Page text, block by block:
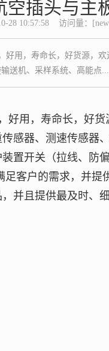
空插头与主
28 10:57:58 访问量：
用，寿命长，好货源，
送机、采样系统、高能点...
用，寿命长，好货
感器、测速传感器
置开关（拉线、防
客户的需求，并
并且提供最及时、